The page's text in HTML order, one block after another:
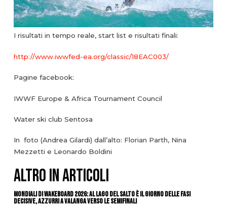
I risultati in tempo reale, start list e risultati finali:
http://www.iwwfed-ea.org/classic/18EAC003/
Pagine facebook:
IWWF Europe & Africa Tournament Council
Water ski club Sentosa
In foto (Andrea Gilardi) dall’alto: Florian Parth, Nina
Mezzetti e Leonardo Boldini
ALTRO IN ARTICOLI
Mondiali di Wakeboard 2026: al Lago del Salto è il giorno delle fasi
decisive, azzurri a valanga verso le semifinali